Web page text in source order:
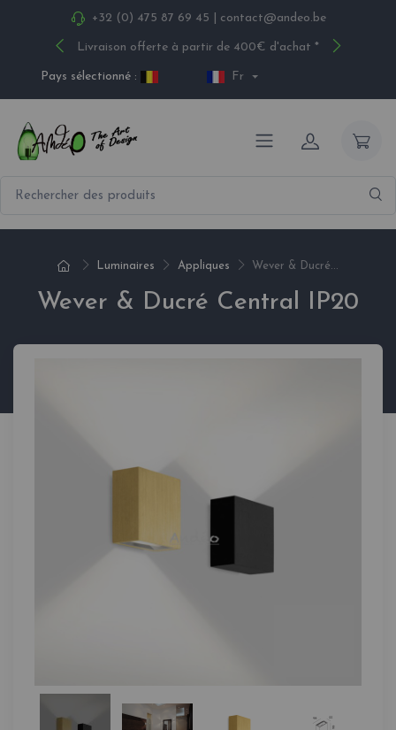
+32 (0) 475 87 69 45 contact@andeo.be
Livraison offerte à partir de 400€ d'achat *
Pays sélectionné : Fr
Luminaires Appliques Wever & Ducré...
Wever & Ducré Central IP20